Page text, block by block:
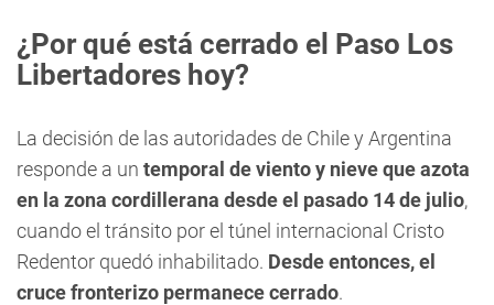
¿Por qué está cerrado el Paso Los
Libertadores hoy?
La decisión de las autoridades de Chile y Argentina
responde a un temporal de viento y nieve que azota
en la zona cordillerana desde el pasado 14 de julio,
cuando el tránsito por el túnel internacional Cristo
Redentor quedó inhabilitado. Desde entonces, el
cruce fronterizo permanece cerrado.